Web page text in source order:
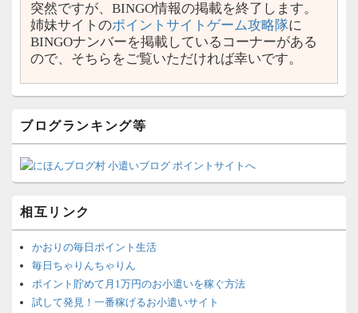
突然ですが、BINGO情報の掲載を終了します。
姉妹サイトのポイントサイトゲーム攻略隊に
BINGOナンバーを掲載しているコーナーがある
ので、そちらをご覧いただければ幸いです。
ブログランキング等
相互リンク
かおりの毎日ポイント生活
毎日ちゃりんちゃりん
ポイント貯めて月1万円のお小遣いを稼ぐ方法
試して発見！一番稼げるお小遣いサイト